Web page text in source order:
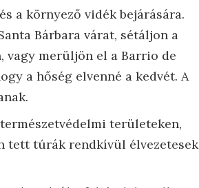
a környező vidék bejárására.
Bárbara várat, sétáljon a
vagy merüljön el a Barrio de
a hőség elvenné a kedvét. A
területeken,
tett túrák rendkívül élvezetesek